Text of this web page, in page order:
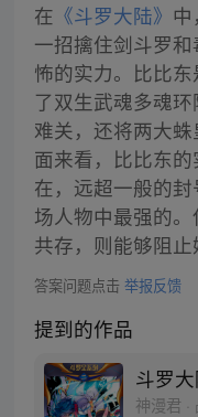
在 《斗罗大陆》
一招擒住剑斗罗
怖的实力。比比
了双生武魂多魂
难关，还将两大
面来看，比比东
在，远超一般的
场人物中最强的
共存，则能够阻止
答案问题点击 举报反馈
提到的作品
斗罗
神漫君 ·